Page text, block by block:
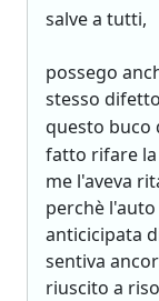
salve a tutti,
possego
stesso
questo buco
fatto rifare la
me l'aveva
perchè
anticicipata
sentiva
riuscito a